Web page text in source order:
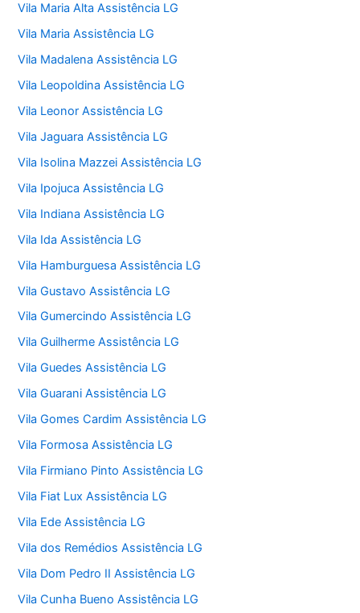
Vila Maria Alta Assistência LG
Vila Maria Assistência LG
Vila Madalena Assistência LG
Vila Leopoldina Assistência LG
Vila Leonor Assistência LG
Vila Jaguara Assistência LG
Vila Isolina Mazzei Assistência LG
Vila Ipojuca Assistência LG
Vila Indiana Assistência LG
Vila Ida Assistência LG
Vila Hamburguesa Assistência LG
Vila Gustavo Assistência LG
Vila Gumercindo Assistência LG
Vila Guilherme Assistência LG
Vila Guedes Assistência LG
Vila Guarani Assistência LG
Vila Gomes Cardim Assistência LG
Vila Formosa Assistência LG
Vila Firmiano Pinto Assistência LG
Vila Fiat Lux Assistência LG
Vila Ede Assistência LG
Vila dos Remédios Assistência LG
Vila Dom Pedro II Assistência LG
Vila Cunha Bueno Assistência LG